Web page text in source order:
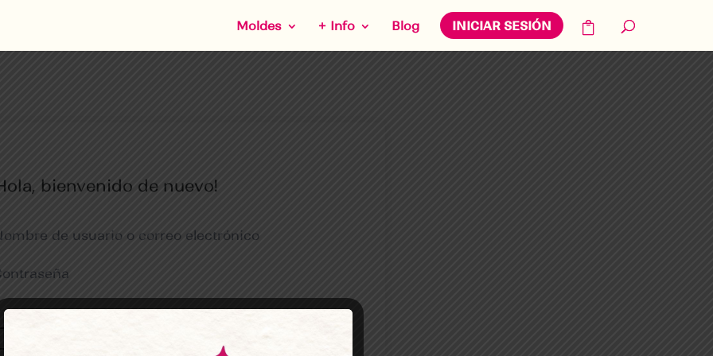
Moldes + Info Blog INICIAR SESIÓN
bienvenido de nuevo!